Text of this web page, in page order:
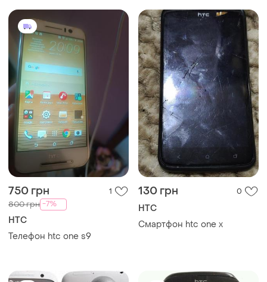
750 грн 1
800 грн -7%
HTC
Телефон htc one s9
130 грн 0
HTC
Смартфон htc one x